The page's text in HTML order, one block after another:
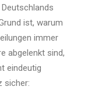
ist, warum
immer
abgelenkt sind,
eindeutig
sicher: